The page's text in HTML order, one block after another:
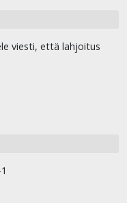
viesti, että lahjoitus